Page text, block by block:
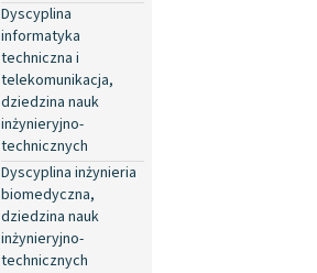
Dyscyplina
informatyka
techniczna i
telekomunikacja,
dziedzina nauk
inżynieryjno-
technicznych
Dyscyplina inżynieria
biomedyczna,
dziedzina nauk
inżynieryjno-
technicznych